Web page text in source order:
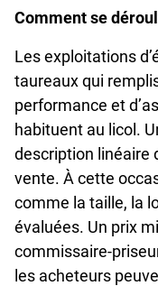
Comment se
Les exploitations
taureaux qui
performance et
habituent au licol.
description linéaire
vente. À cette
comme la taille, la
évaluées. Un prix
commissaire-
les acheteurs